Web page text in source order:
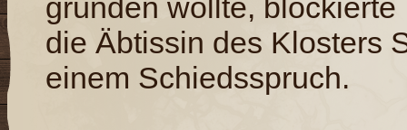
gründen wollte, blockierte
die Äbtissin des Klosters
einem Schiedsspruch.